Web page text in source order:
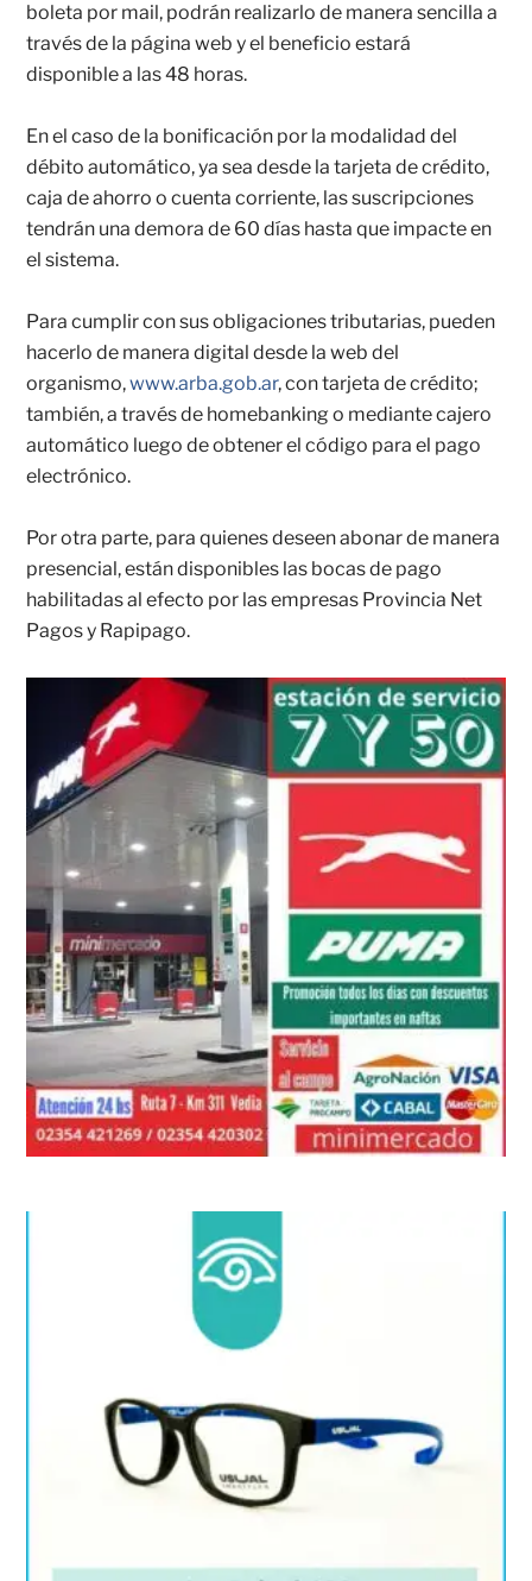
boleta por mail, podrán realizarlo de manera sencilla a
través de la página web y el beneficio estará
disponible a las 48 horas.
En el caso de la bonificación por la modalidad del
débito automático, ya sea desde la tarjeta de crédito,
caja de ahorro o cuenta corriente, las suscripciones
tendrán una demora de 60 días hasta que impacte en
el sistema.
Para cumplir con sus obligaciones tributarias, pueden
hacerlo de manera digital desde la web del
organismo,www.arba.gob.ar, con tarjeta de crédito;
también, a través de homebanking o mediante cajero
automático luego de obtener el código para el pago
electrónico.
Por otra parte, para quienes deseen abonar de manera
presencial, están disponibles las bocas de pago
habilitadas al efecto por las empresas Provincia Net
Pagos y Rapipago.